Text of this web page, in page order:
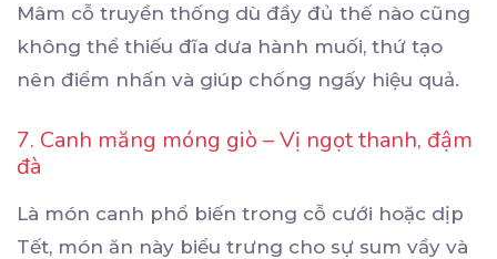
Mâm cỗ truyền thống dù đầy đủ thế nào cũng
không thể thiếu đĩa dưa hành muối, thứ tạo
nên điểm nhấn và giúp chống ngấy hiệu quả.
7. Canh măng móng giò – Vị ngọt thanh, đậm
đà
Là món canh phổ biến trong cỗ cưới hoặc dịp
Tết, món ăn này biểu trưng cho sự sum vầy và